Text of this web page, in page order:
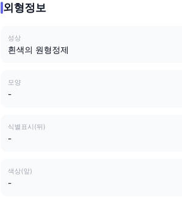
외형정보
성상
흰색의 원형정제
모양
-
식별표시(뒤)
-
색상(앞)
-